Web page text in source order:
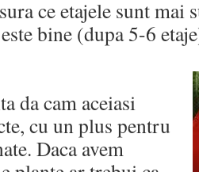
ce etajele sunt mai
bine (dupa 5-6
da cam aceiasi
cu un plus pentru
Daca avem